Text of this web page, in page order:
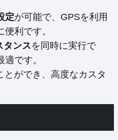
定が可能で、GPSを利用
利です。
タンスを同時に実行で
です。
とができ、高度なカスタ